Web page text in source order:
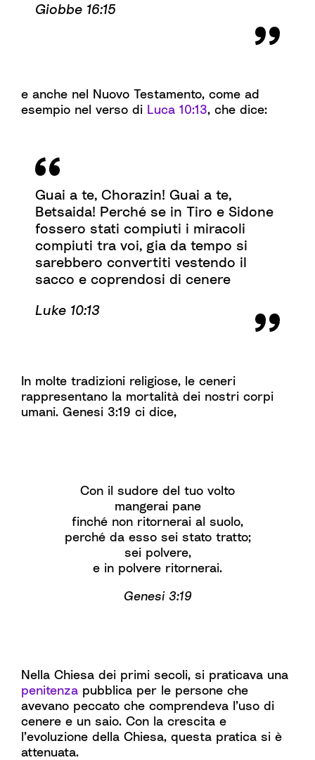
Giobbe 16:15
e anche nel Nuovo Testamento, come ad
esempio nel verso di Luca 10:13, che dice:
Guai a te, Chorazin! Guai a te,
Betsaida! Perché se in Tiro e Sidone
fossero stati compiuti i miracoli
compiuti tra voi, gia da tempo si
sarebbero convertiti vestendo il
sacco e coprendosi di cenere
Luke 10:13
In molte tradizioni religiose, le ceneri
rappresentano la mortalità dei nostri corpi
umani. Genesi 3:19 ci dice,
Con il sudore del tuo volto
mangerai pane
finché non ritornerai al suolo,
perché da esso sei stato tratto;
sei polvere,
e in polvere ritornerai.
Genesi 3:19
Nella Chiesa dei primi secoli, si praticava una
penitenza pubblica per le persone che
avevano peccato che comprendeva l’uso di
cenere e un saio. Con la crescita e
l’evoluzione della Chiesa, questa pratica si è
attenuata.